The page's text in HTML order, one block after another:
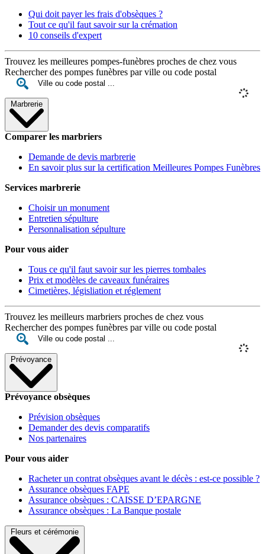
Qui doit payer les frais d'obsèques ?
Tout ce qu'il faut savoir sur la crémation
10 conseils d'expert
Trouvez les meilleures pompes-funèbres proches de chez vous
Rechercher des pompes funèbres par ville ou code postal
Marbrerie
Comparer les marbriers
Demande de devis marbrerie
En savoir plus sur la certification Meilleures Pompes Funèbres
Services marbrerie
Choisir un monument
Entretien sépulture
Personnalisation sépulture
Pour vous aider
Tous ce qu'il faut savoir sur les pierres tombales
Prix et modèles de caveaux funéraires
Cimetières, législiation et réglement
Trouvez les meilleurs marbriers proches de chez vous
Rechercher des pompes funèbres par ville ou code postal
Prévoyance
Prévoyance obsèques
Prévision obsèques
Demander des devis comparatifs
Nos partenaires
Pour vous aider
Racheter un contrat obsèques avant le décès : est-ce possible ?
Assurance obsèques FAPE
Assurance obsèques : CAISSE D’EPARGNE
Assurance obsèques : La Banque postale
Fleurs et cérémonie